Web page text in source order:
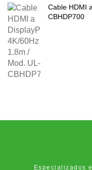
Cable HDMI
CBHDP700
Especializados